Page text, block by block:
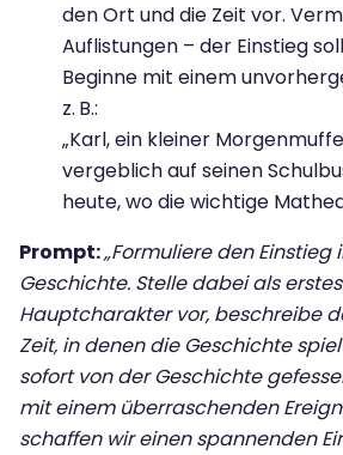
den Ort und die Zeit vor.
Auflistungen – der Einstieg
Beginne mit einem
z. B.:
„Karl, ein kleiner
vergeblich auf seinen
heute, wo die wichtige
Prompt:„Formuliere den Einstieg
Geschichte. Stelle dabei als
Hauptcharakter vor, beschreibe
Zeit, in denen die Geschichte
sofort von der Geschichte
mit einem überraschenden
schaffen wir einen spannenden